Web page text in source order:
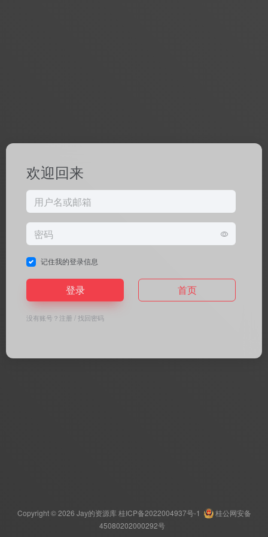
欢迎回来
记住我的登录信息
登录 首页
没有账号？ 注册 /找回密码
Copyright © 2026 Jay的资源库 桂ICP备2022004937号-1
桂公网安备
45080202000292号